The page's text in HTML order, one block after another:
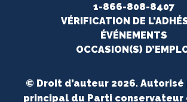
1-866-808-8407
VÉRIFICATION DE
ÉVÉNEMENTS
OCCASION(S)
© Droit d’auteur 2026. Autorisé
principal du Parti conservateur